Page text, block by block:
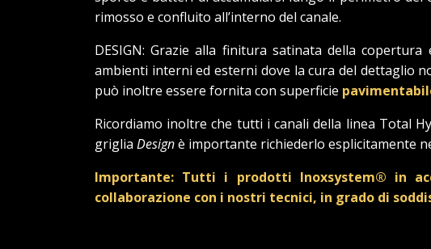
rimosso e confluito all’interno del canale.
DESIGN: Grazie alla finitura satinata della
ambienti interni ed esterni dove la cura del dettaglio
può inoltre essere fornita con superficie
Ricordiamo inoltre che tutti i canali della linea Total
griglia Designè importante richiederlo esplicitamente
Importante: Tutti i prodotti Inoxsystem® in
collaborazione con i nostri tecnici, in grado di